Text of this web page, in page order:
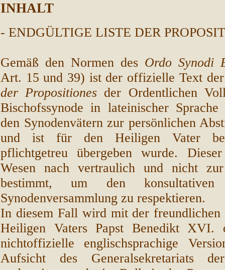
INHALT
- ENDGÜLTIGE LISTE DER
Gemäß den Normen des Ordo Synodi
Art. 15 und 39) ist der offizielle Text
der Propositiones der Ordentlichen
Bischofssynode in lateinischer
den Synodenvätern zur persönlichen
und ist für den Heiligen Vater
pflichtgetreu übergeben wurde.
Wesen nach vertraulich und nicht
bestimmt, um den
Synodenversammlung zu respektieren.
In diesem Fall wird mit der freundlichen
Heiligen Vaters Papst Benedikt XVI.
nichtoffizielle englischsprachige
Aufsicht des Generalsekretariats